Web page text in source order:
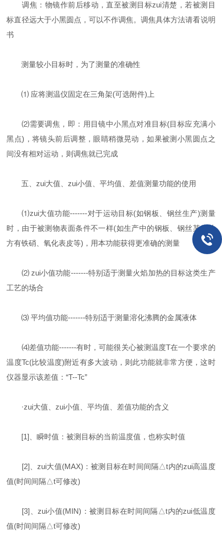
调焦：物镜作前后移动，直至被测目标zui清楚，若被测目
标直径远大于小黑圆点，可以不作调焦。调焦具体方法请看说明
书
测量较小目标时，为了测量的准确性
⑴ 应将测温仪固定在三角架(可选附件)上
⑵需要调焦，即：用目镜中小黑点对准目标(目标应充满小
黑点)，将镜头前后调整，眼睛稍微晃动，如果被测小黑圆点之
间没有相对运动，则调焦就已完成
五、zui大值、zui小值、平均值、差值测量功能的使用
⑴zui大值功能-------对于运动目标(如钢板、钢丝生产)测量
时，由于被测物表面条件不一样(如生产中的钢板、钢丝某些地
方有铁硝、氧化表皮等)，用本功能获得更准确的测量
⑵ zui小值功能-------特别适于测量火焰加热的目标这类生产
工艺的场合
⑶ 平均值功能-------特别适于测量溶化沸腾的金属液体
⑷差值功能-------有时，可能很关心被测温度T在一个要求的
温度Tc(比较温度)附近有多大波动，则此功能就非常方便，这时
仪器显示该差值：“T--Tc”
·zui大值、zui小值、平均值、差值功能的含义
[1]、瞬时值：被测目标的当前温度值，也称实时值
[2]、zui大值(MAX)：被测目标在时间间隔△t内的zui高温度
值(时间间隔△t可修改)
[3]、zui小值(MIN)：被测目标在时间间隔△t内的zui低温度
值(时间间隔△t可修改)